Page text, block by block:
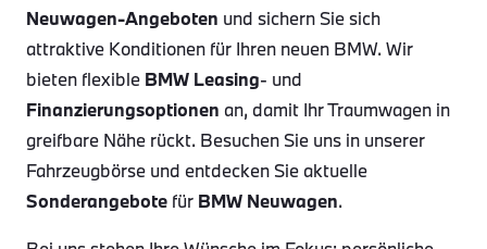
Neuwagen-Angeboten und sichern Sie sich
attraktive Konditionen für Ihren neuen BMW. Wir
bieten flexible BMW Leasing- und
Finanzierungsoptionen an, damit Ihr Traumwagen in
greifbare Nähe rückt. Besuchen Sie uns in unserer
Fahrzeugbörse und entdecken Sie aktuelle
Sonderangebote für BMW Neuwagen.